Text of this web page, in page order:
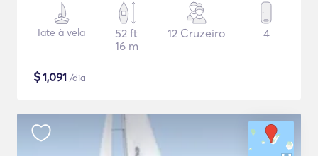
Iate à vela
52 ft
16 m
12 Cruzeiro 4
$1,091 /dia